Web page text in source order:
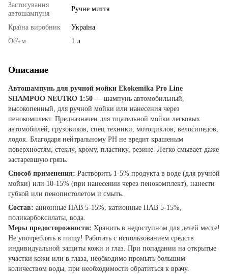
Застосування
автошампуня
Ручне миття
Країна виробник
Україна
Об'єм
1 л
Описание
Автошампунь для ручной мойки Ekokemika Pro Line
SHAMPOO NEUTRO 1:50 — шампунь автомобильный,
высокопенный, для ручной мойки или нанесения через
пенокомплект. Предназначен для тщательной мойки легковых
автомобилей, грузовиков, спец техники, мотоциклов, велосипедов,
лодок. Благодаря нейтральному PH не вредит крашеным
поверхностям, стеклу, хрому, пластику, резине. Легко смывает даже
застаревшую грязь.
Способ применения: Растворить 1-5% продукта в воде (для ручной
мойки) или 10-15% (при нанесении через пенокомплект), нанести
губкой или пенопистолетом и смыть.
Состав: анионные ПАВ 5-15%, катионные ПАВ 5-15%,
поликарбоксилаты, вода.
Меры предосторожности: Хранить в недоступном для детей месте!
Не употреблять в пищу! Работать с использованием средств
индивидуальной защиты кожи и глаз. При попадании на открытые
участки кожи или в глаза, необходимо промыть большим
количеством воды, при необходимости обратиться к врачу.